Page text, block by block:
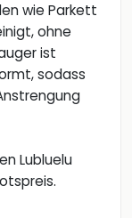
wie Parkett
ohne
ist
sodass
Lubluelu